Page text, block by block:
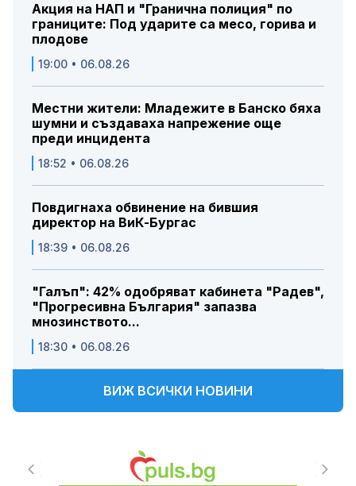
Акция на НАП и "Гранична полиция" по
границите: Под ударите са месо, горива и
плодове
19:00 • 06.08.26
Местни жители: Младежите в Банско бяха
шумни и създаваха напрежение още
преди инцидента
18:52 • 06.08.26
Повдигнаха обвинение на бившия
директор на ВиК-Бургас
18:39 • 06.08.26
"Галъп": 42% одобряват кабинета "Радев",
"Прогресивна България" запазва
мнозинството...
18:30 • 06.08.26
ВИЖ ВСИЧКИ НОВИНИ